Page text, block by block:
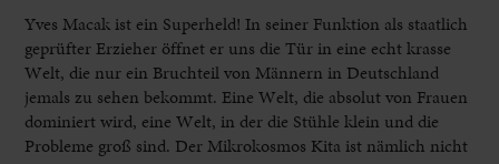
Yves Macak ist ein Superheld! In seiner Funktion als staatlich
geprüfter Erzieher öffnet er uns die Tür in eine echt krasse
Welt, die nur ein Bruchteil von Männern in Deutschland
jemals zu sehen bekommt. Eine Welt, die absolut von Frauen
dominiert wird, eine Welt, in der die Stühle klein und die
Probleme groß sind. Der Mikrokosmos Kita ist nämlich nicht